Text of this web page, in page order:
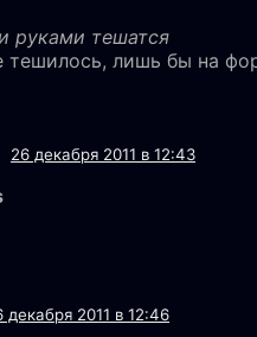
руками тешатся
тешилось, лишь бы на
26 декабря 2011 в 12:43
декабря 2011 в 12:46